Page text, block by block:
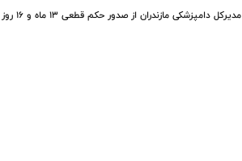
مدیرکل دامپزشکی مازندران از صدور حکم قطعی ۱۳ ماه و ۱۶ روز حبس تعزیری برای متخلف عرضه فرآورده‌های خام دامی در شهرستان بابل خبر داد.